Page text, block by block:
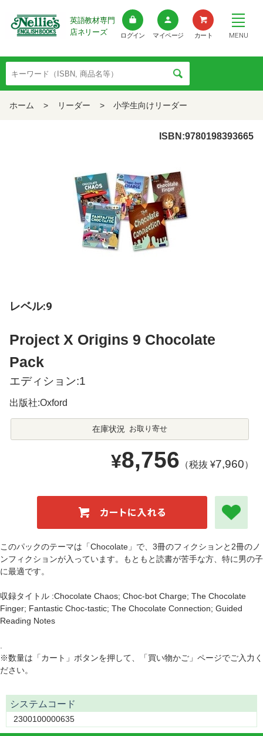
英語教材専門
店ネリーズ
ログイン マイページ カート MENU
ホーム > リーダー > 小学生向けリーダー
ISBN:9780198393665
レベル:9
Project X Origins 9 Chocolate
Pack
エディション:1
出版社:Oxford
在庫状況 お取り寄せ
¥8,756 （税抜 ¥7,960）
このパックのテーマは「Chocolate」で、3冊のフィクションと2冊のノ
ンフィクションが入っています。もともと読書が苦手な方、特に男の子
に最適です。
収録タイトル :Chocolate Chaos; Choc-bot Charge; The Chocolate
Finger; Fantastic Choc-tastic; The Chocolate Connection; Guided
Reading Notes
.
※数量は「カート」ボタンを押して、「買い物かご」ページでご入力く
ださい。
システムコード
2300100000635